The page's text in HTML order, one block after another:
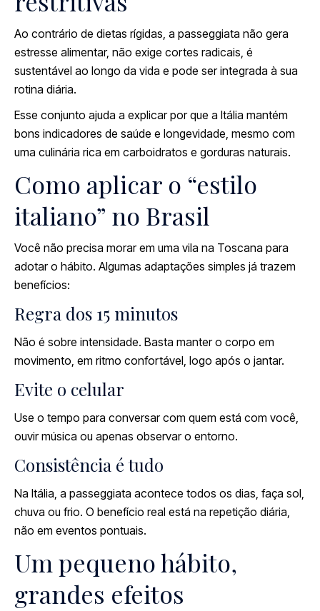
Ao contrário de dietas rígidas, a passeggiata não gera
estresse alimentar, não exige cortes radicais, é
sustentável ao longo da vida e pode ser integrada à sua
rotina diária.
Esse conjunto ajuda a explicar por que a Itália mantém
bons indicadores de saúde e longevidade, mesmo com
uma culinária rica em carboidratos e gorduras naturais.
Como aplicar o “estilo
italiano” no Brasil
Você não precisa morar em uma vila na Toscana para
adotar o hábito. Algumas adaptações simples já trazem
benefícios:
Regra dos 15 minutos
Não é sobre intensidade. Basta manter o corpo em
movimento, em ritmo confortável, logo após o jantar.
Evite o celular
Use o tempo para conversar com quem está com você,
ouvir música ou apenas observar o entorno.
Consistência é tudo
Na Itália, a passeggiata acontece todos os dias, faça sol,
chuva ou frio. O benefício real está na repetição diária,
não em eventos pontuais.
Um pequeno hábito,
grandes efeitos